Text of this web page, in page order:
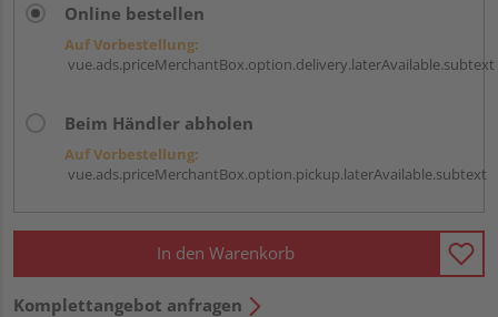
Online bestellen
Auf Vorbestellung:
vue.ads.priceMerchantBox.option.delivery.laterAvailable.subtext
Beim Händler abholen
Auf Vorbestellung:
vue.ads.priceMerchantBox.option.pickup.laterAvailable.subtext
In den Warenkorb
Komplettangebot anfragen